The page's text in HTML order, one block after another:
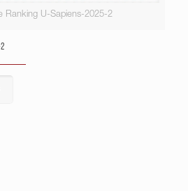
Ranking U-Sapiens-2025-2